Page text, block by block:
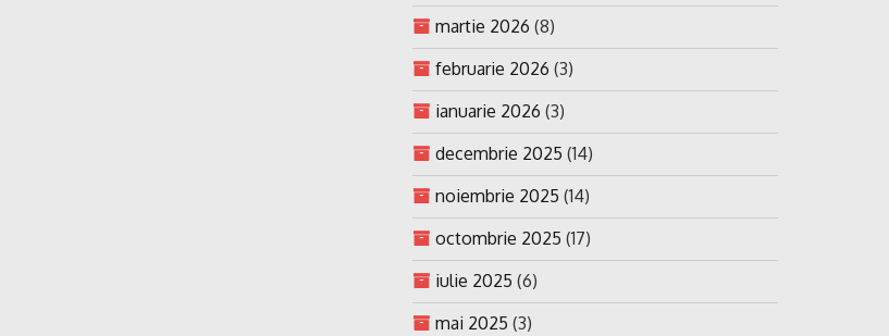
martie 2026 (8)
februarie 2026 (3)
ianuarie 2026 (3)
decembrie 2025 (14)
noiembrie 2025 (14)
octombrie 2025 (17)
iulie 2025 (6)
mai 2025 (3)